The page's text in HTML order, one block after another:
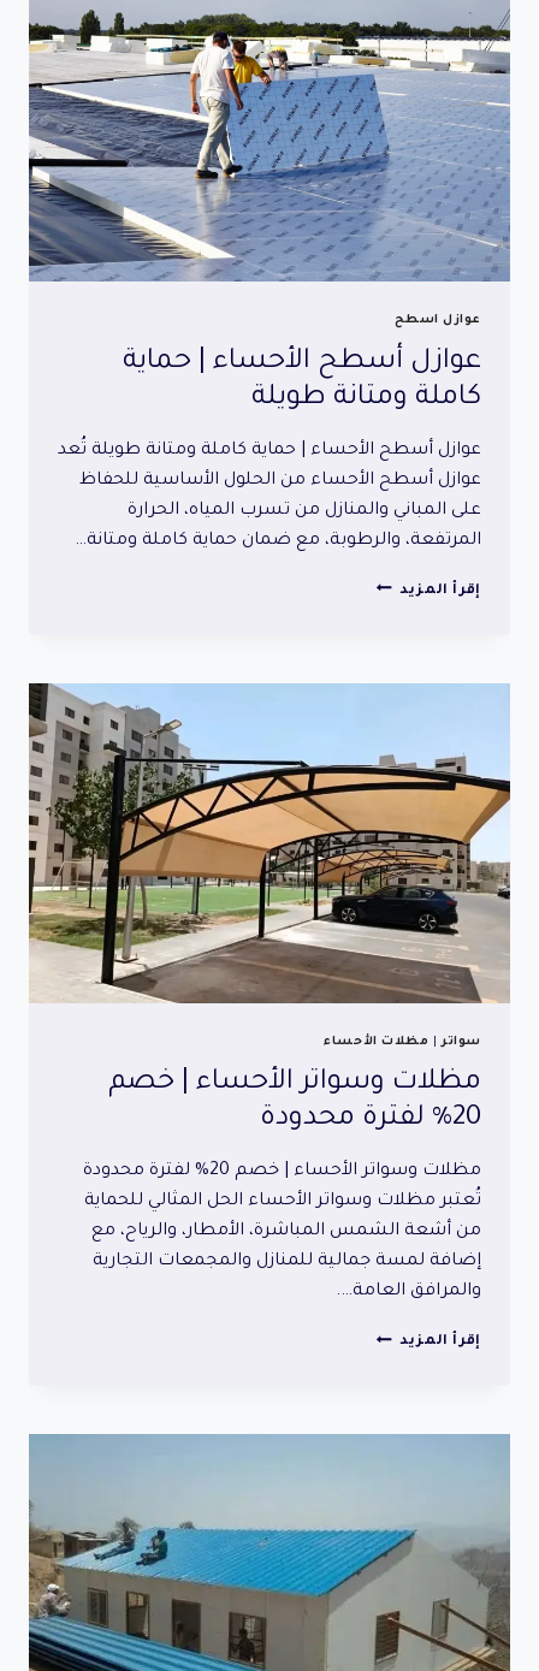
|
أمان
ضد
التسرب
عوازل اسطح
عوازل أسطح الأحساء | حماية
كاملة ومتانة طويلة
عوازل أسطح الأحساء | حماية كاملة ومتانة طويلة تُعد
عوازل أسطح الأحساء من الحلول الأساسية للحفاظ
على المباني والمنازل من تسرب المياه، الحرارة
المرتفعة، والرطوبة، مع ضمان حماية كاملة ومتانة…
إقرأ المزيد عوازل
حماية
طويلة
سواتر| مظلات الأحساء
مظلات وسواتر الأحساء | خصم
20% لفترة محدودة
مظلات وسواتر الأحساء | خصم 20% لفترة محدودة
تُعتبر مظلات وسواتر الأحساء الحل المثالي للحماية
من أشعة الشمس المباشرة، الأمطار، والرياح، مع
إضافة لمسة جمالية للمنازل والمجمعات التجارية
والمرافق العامة….
إقرأ المزيد مظلات
خصم